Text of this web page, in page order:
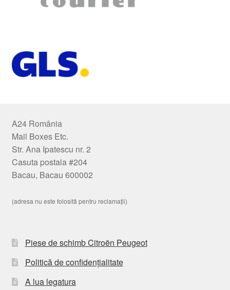
A24 România
Mail Boxes Etc.
Str. Ana Ipatescu nr. 2
Casuta postala #204
Bacau, Bacau 600002
(adresa nu este folosită pentru reclamații)
Piese de schimb Citroën Peugeot
Politică de confidențialitate
A lua legatura